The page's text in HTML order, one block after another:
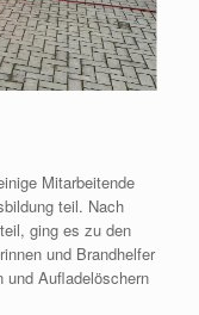
Mitarbeitende
teil. Nach
ging es zu den
und Brandhelfer
und Aufladelöschern